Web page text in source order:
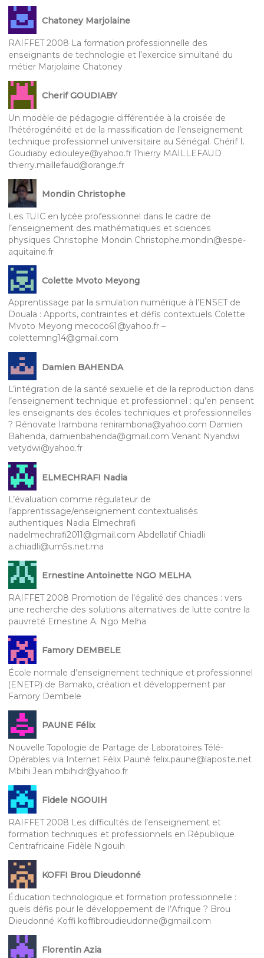
Chatoney Marjolaine
RAIFFET 2008 La formation professionnelle des
enseignants de technologie et l’exercice simultané du
métier Marjolaine Chatoney
Cherif GOUDIABY
Un modèle de pédagogie différentiée à la croisée de
l’hétérogénéité et de la massification de l’enseignement
technique professionnel universitaire au Sénégal. Chérif I.
Goudiaby ediouleye@yahoo.fr Thierry MAILLEFAUD
thierry.maillefaud@orange.fr
Mondin Christophe
Les TUIC en lycée professionnel dans le cadre de
l’enseignement des mathématiques et sciences
physiques Christophe Mondin Christophe.mondin@espe-
aquitaine.fr
Colette Mvoto Meyong
Apprentissage par la simulation numérique à l’ENSET de
Douala : Apports, contraintes et défis contextuels Colette
Mvoto Meyong mecoco61@yahoo.fr –
colettemng14@gmail.com
Damien BAHENDA
L’intégration de la santé sexuelle et de la reproduction dans
l’enseignement technique et professionnel : qu’en pensent
les enseignants des écoles techniques et professionnelles
? Rénovate Irambona renirambona@yahoo.com Damien
Bahenda, damienbahenda@gmail.com Venant Nyandwi
vetydwi@yahoo.fr
ELMECHRAFI Nadia
L’évaluation comme régulateur de
l’apprentissage/enseignement contextualisés
authentiques Nadia Elmechrafi
nadelmechrafi2011@gmail.com Abdellatif Chiadli
a.chiadli@um5s.net.ma
Ernestine Antoinette NGO MELHA
RAIFFET 2008 Promotion de l’égalité des chances : vers
une recherche des solutions alternatives de lutte contre la
pauvreté Ernestine A. Ngo Melha
Famory DEMBELE
École normale d’enseignement technique et professionnel
(ENETP) de Bamako, création et développement par
Famory Dembele
PAUNE Félix
Nouvelle Topologie de Partage de Laboratoires Télé-
Opérables via Internet Félix Pauné felix.paune@laposte.net
Mbihi Jean mbihidr@yahoo.fr
Fidele NGOUIH
RAIFFET 2008 Les difficultés de l’enseignement et
formation techniques et professionnels en République
Centrafricaine Fidèle Ngouih
KOFFI Brou Dieudonné
Éducation technologique et formation professionnelle :
quels défis pour le développement de l’Afrique ? Brou
Dieudonné Koffi koffibroudieudonne@gmail.com
Florentin Azia